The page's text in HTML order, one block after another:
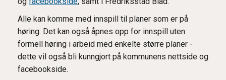
Alle kan komme med innspill til planer som er på
høring. Det kan også åpnes opp for innspill uten
formell høring i arbeid med enkelte større planer -
dette vil også bli kunngjort på kommunens nettside og
facebookside.